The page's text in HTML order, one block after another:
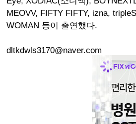
MEOVV, FIFTY FIFTY, izna,
WOMAN 등이 출연했다.
dltkdwls3170@naver.com